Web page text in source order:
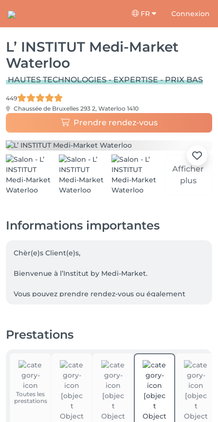
FR Connexion
L’ INSTITUT Medi-Market
Waterloo
HAUTES TECHNOLOGIES - EXPERTISE - PRIX BAS
449
Chaussée de Bruxelles 293 2, Waterloo 1410
Prendre rendez-vous
Afficher
plus
Informations importantes
Chèr(e)s Client(e)s,
Bienvenue à l’Institut by Medi-Market.
Vous pouvez prendre rendez-vous ou également
L’équipe Institut by Medi-Market
Prestations
Toutes les
prestations